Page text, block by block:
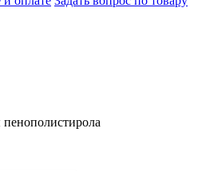
пенополистирола